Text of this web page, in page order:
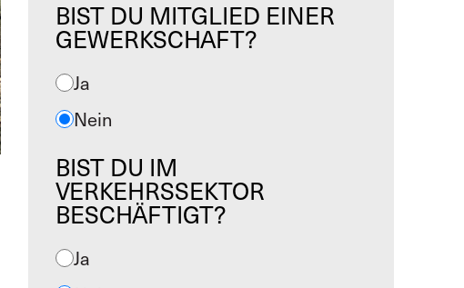
BIST DU MITGLIED EINER
GEWERKSCHAFT?
Ja
Nein
BIST DU IM
VERKEHRSSEKTOR
BESCHÄFTIGT?
Ja